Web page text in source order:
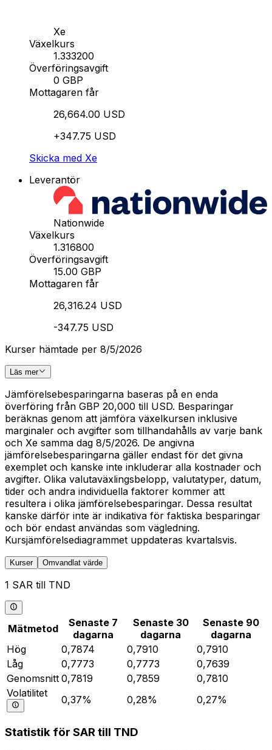
Xe
Växelkurs
1.333200
Överföringsavgift
0 GBP
Mottagaren får
26,664.00 USD
+347.75 USD
Skicka med Xe
Leverantör
Nationwide
Växelkurs
1.316800
Överföringsavgift
15.00 GBP
Mottagaren får
26,316.24 USD
-347.75 USD
Kurser hämtade per 8/5/2026
Läs mer
Jämförelsebesparingarna baseras på en enda
överföring från GBP 20,000 till USD. Besparingar
beräknas genom att jämföra växelkursen inklusive
marginaler och avgifter som tillhandahålls av varje bank
och Xe samma dag 8/5/2026. De angivna
jämförelsebesparingarna gäller endast för det givna
exemplet och kanske inte inkluderar alla kostnader och
avgifter. Olika valutaväxlingsbelopp, valutatyper, datum,
tider och andra individuella faktorer kommer att
resultera i olika jämförelsebesparingar. Dessa resultat
kanske därför inte är indikativa för faktiska besparingar
och bör endast användas som vägledning.
Kursjämförelsediagrammet uppdateras kvartalsvis.
Kurser Omvandlat värde
1 SAR till TND
Mätmetod
Senaste 7
dagarna
Senaste 30
dagarna
Senaste 90
dagarna
Hög
0,7874 0,7910
0,7910
Låg
0,7773 0,7773
0,7639
Genomsnitt 0,7819 0,7859
0,7810
Volatilitet
0,37% 0,28% 0,27%
Statistik för SAR till TND